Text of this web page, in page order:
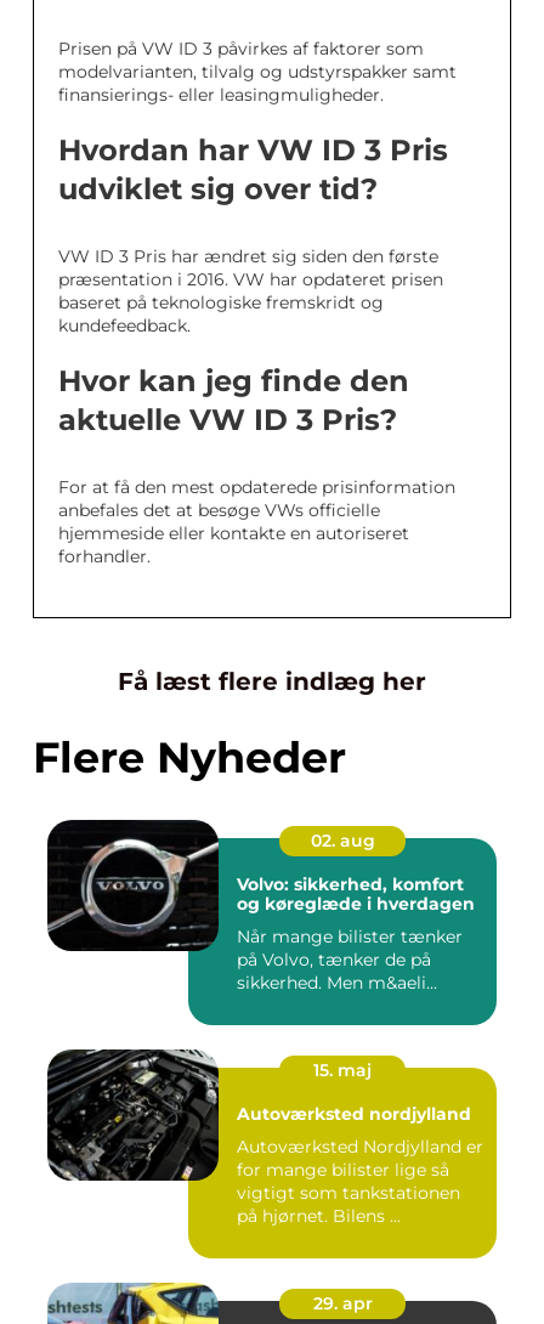
Prisen på VW ID 3 påvirkes af faktorer som
modelvarianten, tilvalg og udstyrspakker samt
finansierings- eller leasingmuligheder.
Hvordan har VW ID 3 Pris
udviklet sig over tid?
VW ID 3 Pris har ændret sig siden den første
præsentation i 2016. VW har opdateret prisen
baseret på teknologiske fremskridt og
kundefeedback.
Hvor kan jeg finde den
aktuelle VW ID 3 Pris?
For at få den mest opdaterede prisinformation
anbefales det at besøge VWs officielle
hjemmeside eller kontakte en autoriseret
forhandler.
Få læst flere indlæg her
Flere Nyheder
02. aug
Volvo: sikkerhed, komfort
og køreglæde i hverdagen
Når mange bilister tænker
på Volvo, tænker de på
sikkerhed. Men m&aeli...
15. maj
Autoværksted nordjylland
Autoværksted Nordjylland er
for mange bilister lige så
vigtigt som tankstationen
på hjørnet. Bilens ...
29. apr